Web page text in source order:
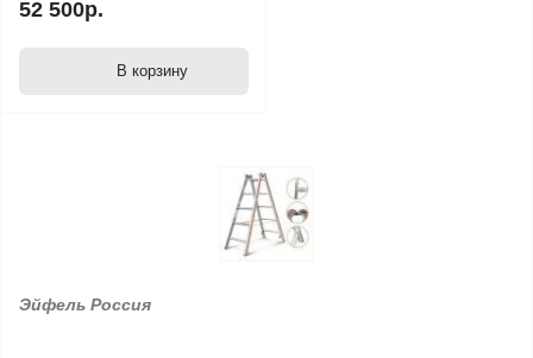
52 500р.
В корзину
Эйфель Россия